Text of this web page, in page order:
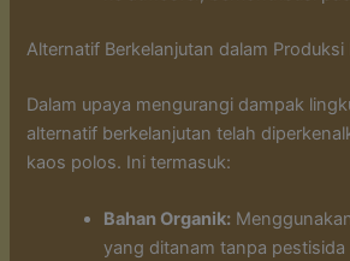
Alternatif Berkelanjutan dalam Produksi
Dalam upaya mengurangi dampak
alternatif berkelanjutan telah
kaos polos. Ini termasuk:
Bahan Organik:
yang ditanam tanpa pestisida